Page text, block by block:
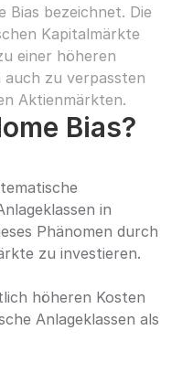
Bias bezeichnet. Die
Kapitalmärkte
einer höheren
zu verpassten
Aktienmärkten.
Bias?
in
Phänomen durch
zu investieren.
höheren Kosten
Anlageklassen als